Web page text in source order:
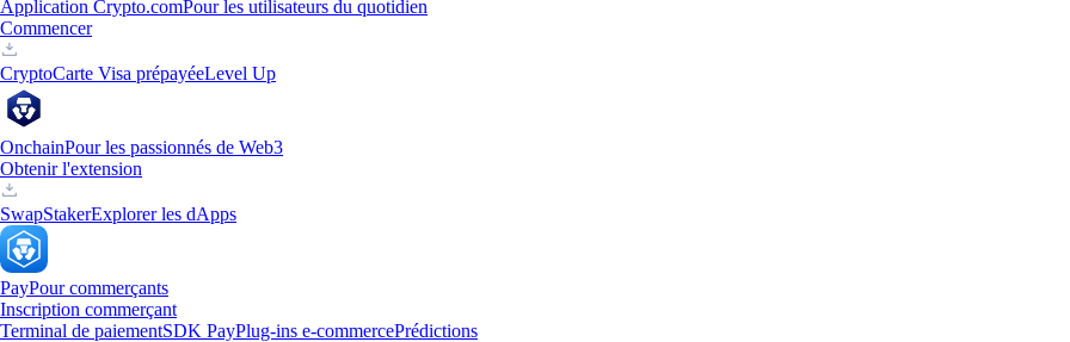
Application Crypto.comPour les utilisateurs du quotidien
Commencer
CryptoCarte Visa prépayéeLevel Up
OnchainPour les passionnés de Web3
Obtenir l'extension
SwapStakerExplorer les dApps
PayPour commerçants
Inscription commerçant
Terminal de paiementSDK PayPlug-ins e-commercePrédictions